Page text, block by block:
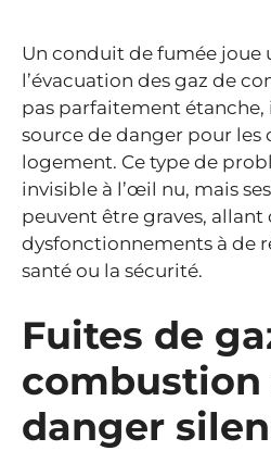
Un conduit de fumée joue
l’évacuation des gaz de
pas parfaitement
source de danger pour les
logement. Ce type de
invisible à l’œil nu, mais
peuvent être graves, allant
dysfonctionnements à de
santé ou la sécurité.
Fuites de
combustion
danger